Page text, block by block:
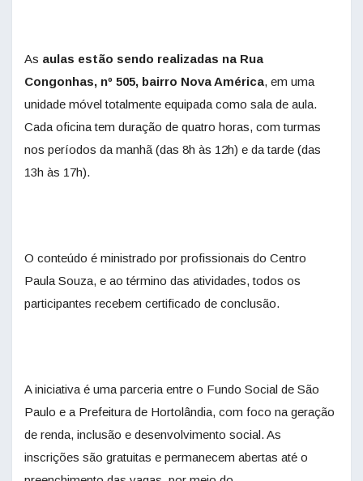
As aulas estão sendo realizadas na Rua
Congonhas, nº 505, bairro Nova América, em uma
unidade móvel totalmente equipada como sala de aula.
Cada oficina tem duração de quatro horas, com turmas
nos períodos da manhã (das 8h às 12h) e da tarde (das
13h às 17h).
O conteúdo é ministrado por profissionais do Centro
Paula Souza, e ao término das atividades, todos os
participantes recebem certificado de conclusão.
A iniciativa é uma parceria entre o Fundo Social de São
Paulo e a Prefeitura de Hortolândia, com foco na geração
de renda, inclusão e desenvolvimento social. As
inscrições são gratuitas e permanecem abertas até o